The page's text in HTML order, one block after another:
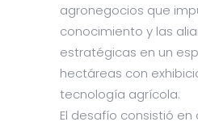
agronegocios que
conocimiento y las
estratégicas en un
hectáreas con
tecnología agrícola.
El desafío consistió en